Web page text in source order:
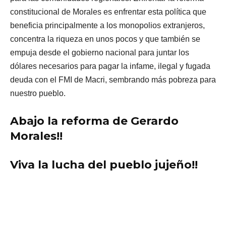
constitucional de Morales es enfrentar esta política que
beneficia principalmente a los monopolios extranjeros,
concentra la riqueza en unos pocos y que también se
empuja desde el gobierno nacional para juntar los
dólares necesarios para pagar la infame, ilegal y fugada
deuda con el FMI de Macri, sembrando más pobreza para
nuestro pueblo.
Abajo la reforma de Gerardo
Morales!!
Viva la lucha del pueblo jujeño!!